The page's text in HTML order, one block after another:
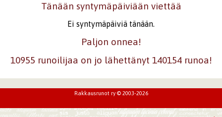
Tänään syntymäpäiviään viettää
Ei syntymäpäiviä tänään.
Paljon onnea!
10955 runoilijaa on jo lähettänyt 140154 runoa!
Rakkausrunot ry © 2003-2026